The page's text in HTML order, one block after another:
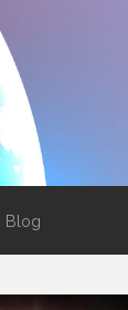
Blog